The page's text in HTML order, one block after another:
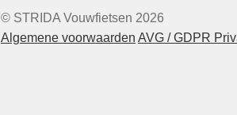
© STRIDA Vouwfietsen 2026
Algemene voorwaarden AVG / GDPR